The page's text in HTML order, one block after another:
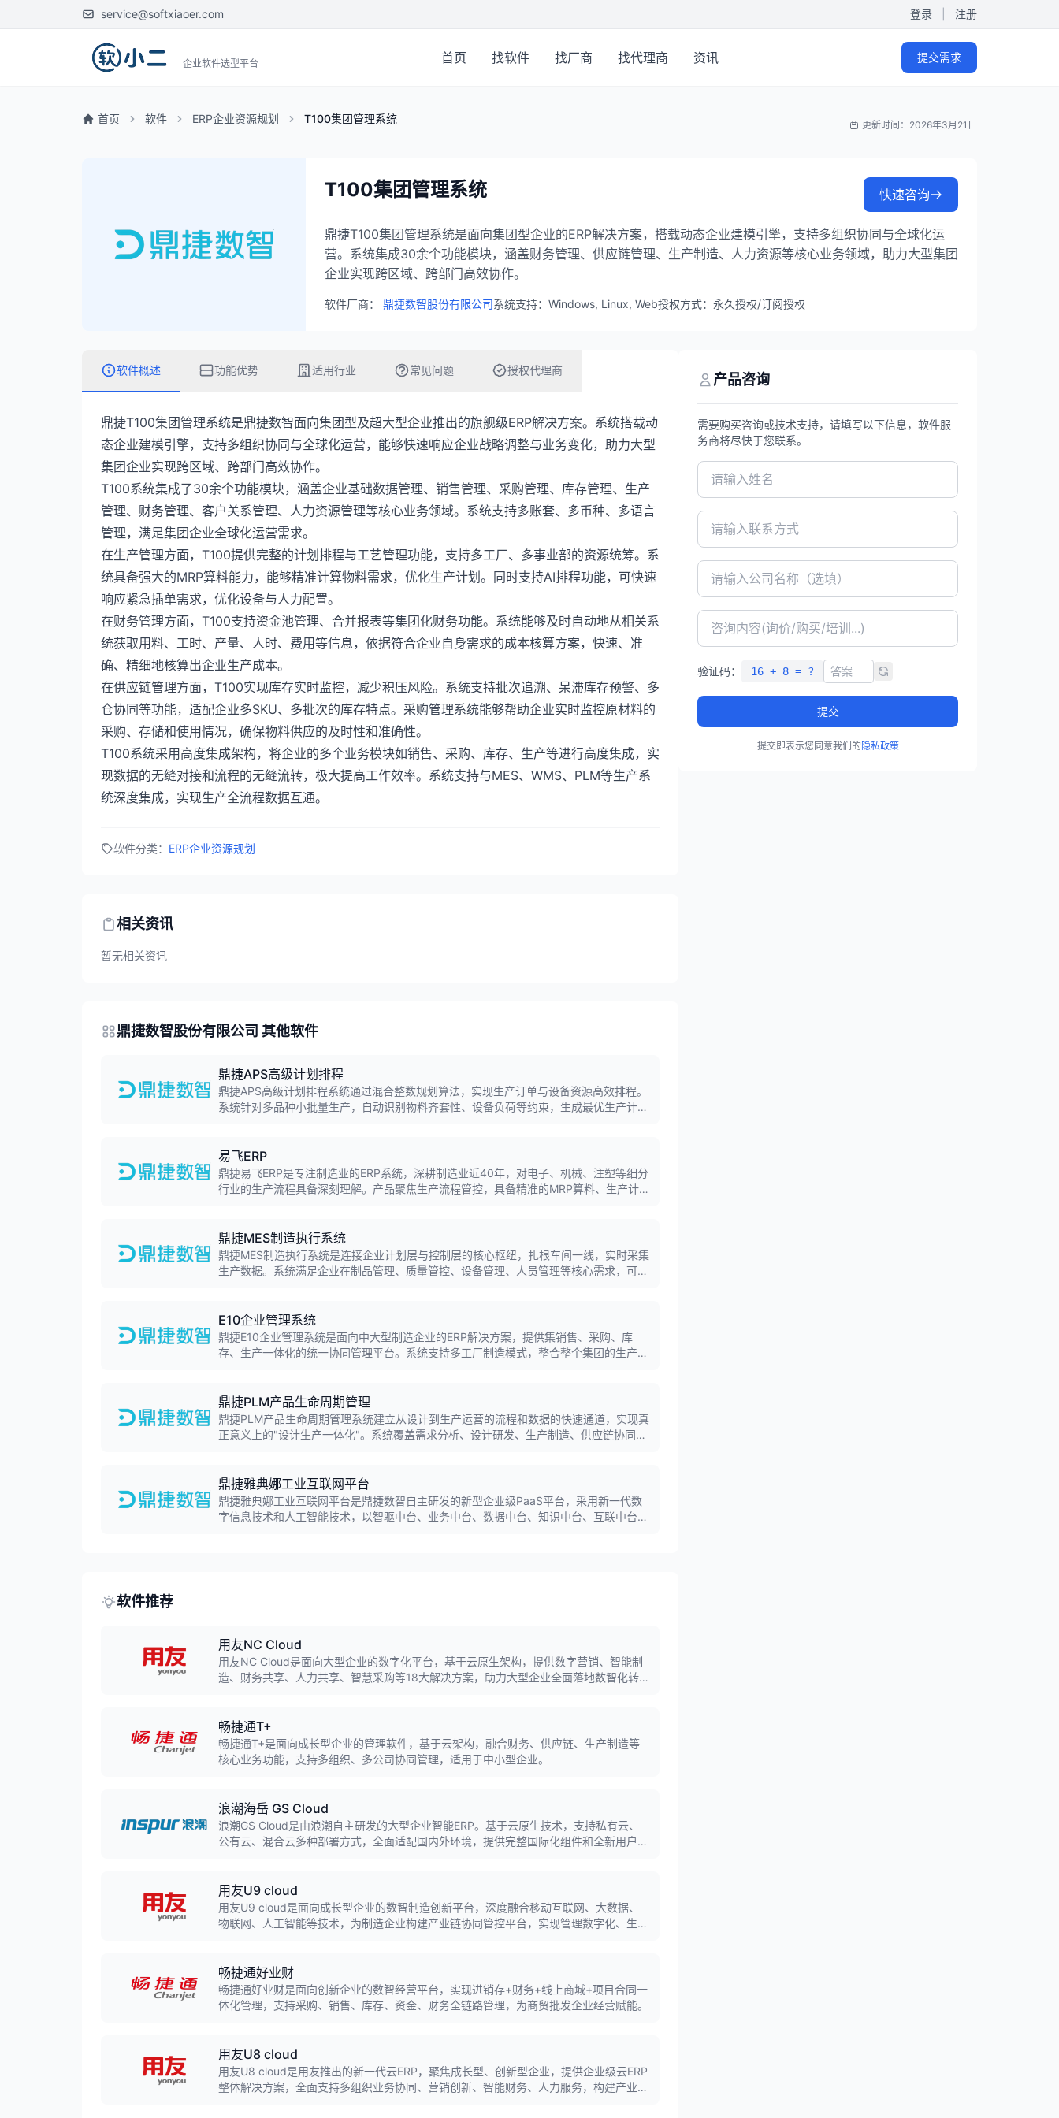
service@softxiaoer.com 登录 注册
企业软件选型平台 首页 找软件 找厂商 找代理商 资讯 提交需求
首页 软件 ERP企业资源规划 T100集团管理系统 更新时间：2026年3月21日
T100集团管理系统 快速咨询
鼎捷T100集团管理系统是面向集团型企业的ERP解决方案，搭载动态企业建模引擎，支持多组织协同与全球化运
营。系统集成30余个功能模块，涵盖财务管理、供应链管理、生产制造、人力资源等核心业务领域，助力大型集团
企业实现跨区域、跨部门高效协作。
软件厂商： 鼎捷数智股份有限公司系统支持：Windows, Linux, Web授权方式：永久授权/订阅授权
软件概述 功能优势 适用行业 常见问题 授权代理商
鼎捷T100集团管理系统是鼎捷数智面向集团型及超大型企业推出的旗舰级ERP解决方案。系统搭载动
态企业建模引擎，支持多组织协同与全球化运营，能够快速响应企业战略调整与业务变化，助力大型
集团企业实现跨区域、跨部门高效协作。
T100系统集成了30余个功能模块，涵盖企业基础数据管理、销售管理、采购管理、库存管理、生产
管理、财务管理、客户关系管理、人力资源管理等核心业务领域。系统支持多账套、多币种、多语言
管理，满足集团企业全球化运营需求。
在生产管理方面，T100提供完整的计划排程与工艺管理功能，支持多工厂、多事业部的资源统筹。系
统具备强大的MRP算料能力，能够精准计算物料需求，优化生产计划。同时支持AI排程功能，可快速
响应紧急插单需求，优化设备与人力配置。
在财务管理方面，T100支持资金池管理、合并报表等集团化财务功能。系统能够及时自动地从相关系
统获取用料、工时、产量、人时、费用等信息，依据符合企业自身需求的成本核算方案，快速、准
确、精细地核算出企业生产成本。
在供应链管理方面，T100实现库存实时监控，减少积压风险。系统支持批次追溯、呆滞库存预警、多
仓协同等功能，适配企业多SKU、多批次的库存特点。采购管理系统能够帮助企业实时监控原材料的
采购、存储和使用情况，确保物料供应的及时性和准确性。
T100系统采用高度集成架构，将企业的多个业务模块如销售、采购、库存、生产等进行高度集成，实
现数据的无缝对接和流程的无缝流转，极大提高工作效率。系统支持与MES、WMS、PLM等生产系
统深度集成，实现生产全流程数据互通。
软件分类： ERP企业资源规划
相关资讯
暂无相关资讯
鼎捷数智股份有限公司 其他软件
鼎捷APS高级计划排程
鼎捷APS高级计划排程系统通过混合整数规划算法，实现生产订单与设备资源高效排程。
系统针对多品种小批量生产，自动识别物料齐套性、设备负荷等约束，生成最优生产计
易飞ERP
鼎捷易飞ERP是专注制造业的ERP系统，深耕制造业近40年，对电子、机械、注塑等细分
行业的生产流程具备深刻理解。产品聚焦生产流程管控，具备精准的MRP算料、生产计划
鼎捷MES制造执行系统
鼎捷MES制造执行系统是连接企业计划层与控制层的核心枢纽，扎根车间一线，实时采集
生产数据。系统满足企业在制品管理、质量管控、设备管理、人员管理等核心需求，可与
E10企业管理系统
鼎捷E10企业管理系统是面向中大型制造企业的ERP解决方案，提供集销售、采购、库
存、生产一体化的统一协同管理平台。系统支持多工厂制造模式，整合整个集团的生产能
鼎捷PLM产品生命周期管理
鼎捷PLM产品生命周期管理系统建立从设计到生产运营的流程和数据的快速通道，实现真
正意义上的"设计生产一体化"。系统覆盖需求分析、设计研发、生产制造、供应链协同及
鼎捷雅典娜工业互联网平台
鼎捷雅典娜工业互联网平台是鼎捷数智自主研发的新型企业级PaaS平台，采用新一代数
字信息技术和人工智能技术，以智驱中台、业务中台、数据中台、知识中台、互联中台五
软件推荐
用友NC Cloud
用友NC Cloud是面向大型企业的数字化平台，基于云原生架构，提供数字营销、智能制
造、财务共享、人力共享、智慧采购等18大解决方案，助力大型企业全面落地数智化转
畅捷通T+
畅捷通T+是面向成长型企业的管理软件，基于云架构，融合财务、供应链、生产制造等
核心业务功能，支持多组织、多公司协同管理，适用于中小型企业。
浪潮海岳 GS Cloud
浪潮GS Cloud是由浪潮自主研发的大型企业智能ERP。基于云原生技术，支持私有云、
公有云、混合云多种部署方式，全面适配国内外环境，提供完整国际化组件和全新用户体
用友U9 cloud
用友U9 cloud是面向成长型企业的数智制造创新平台，深度融合移动互联网、大数据、
物联网、人工智能等技术，为制造企业构建产业链协同管控平台，实现管理数字化、生产
畅捷通好业财
畅捷通好业财是面向创新企业的数智经营平台，实现进销存+财务+线上商城+项目合同一
体化管理，支持采购、销售、库存、资金、财务全链路管理，为商贸批发企业经营赋能。
用友U8 cloud
用友U8 cloud是用友推出的新一代云ERP，聚焦成长型、创新型企业，提供企业级云ERP
整体解决方案，全面支持多组织业务协同、营销创新、智能财务、人力服务，构建产业链
产品咨询
需要购买咨询或技术支持，请填写以下信息，软件服
务商将尽快于您联系。
验证码： 16 + 8 = ?
提交
提交即表示您同意我们的隐私政策